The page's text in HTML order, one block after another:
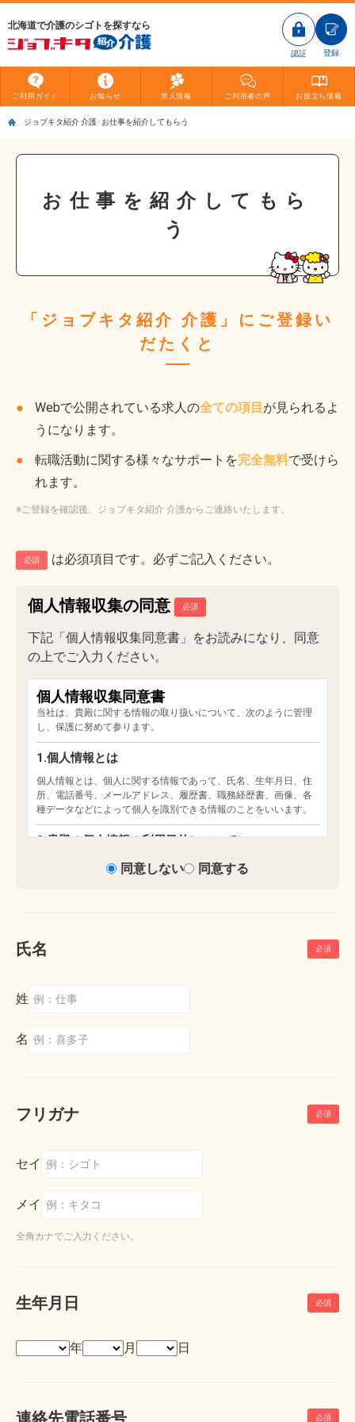
北海道で介護のシゴトを探すなら
認証 登録
ご利用 ガイド お知らせ 求人情報 ご利用者の声 お役立ち情報
ジョブキタ紹介 介護 お仕事を紹介してもらう
お仕事を紹介してもら
う
「ジョブキタ紹介 介護」にご登録い
だたくと
Webで公開されている求人の全ての項目 が見られるよ
うになります。
転職活動に関する様々なサポートを完全無料で受けら
れます。
※ご登録を確認後、ジョブキタ紹介 介護からご連絡いたします。
必須 は必須項目です。必ずご記入ください。
個人情報収集の同意
下記「個人情報収集同意書」をお読みになり、同意
の上でご入力ください。
同意しない 同意する
氏名
姓
名
フリガナ
セイ
メイ
全角カナでご入力ください。
生年月日
年 月 日
連絡先電話番号